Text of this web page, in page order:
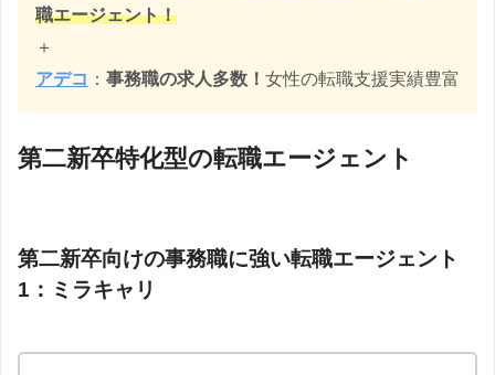
職エージェント！
＋
アデコ ： 事務職の求人多数！ 女性の転職支援実績豊富
第二新卒特化型の転職エージェント
第二新卒向けの事務職に強い転職エージェント
1：ミラキャリ